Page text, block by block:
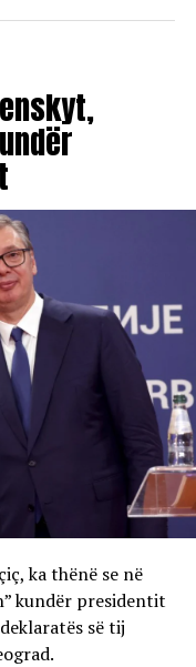
aeroporteve
u anuluan të dielën,
ka thënë se në
kundër presidentit
së tij